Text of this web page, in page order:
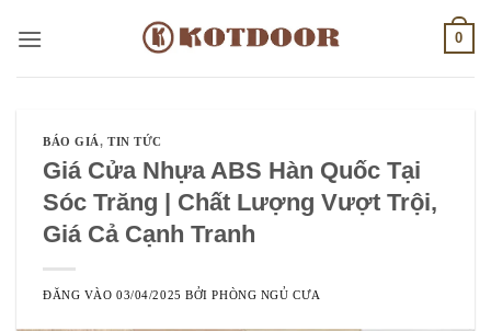
qua
0
BÁO GIÁ,TIN TỨC
Giá Cửa Nhựa ABS Hàn Quốc Tại
Sóc Trăng | Chất Lượng Vượt Trội,
Giá Cả Cạnh Tranh
ĐĂNG VÀO03/04/2025 BỞIPHÒNG NGỦ CƯA